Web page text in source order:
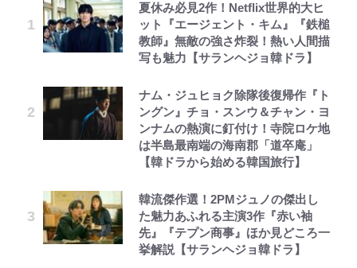
夏休み必見2作！Netflix世界的大ヒ
ット『エージェント・キム』『鉄槌
教師』無敵の強さ炸裂！熱い人間描
写も魅力【サランヘジョ韓ドラ】
ナム・ジュヒョク除隊後復帰作『ト
ングン』チョ・スンウ＆チャン・ヨ
ンナムの熱演に釘付け！寺院ロケ地
は半島最南端の海南郡「道卒庵」
【韓ドラから始める韓国旅行】
韓流傑作選！2PMジュノの傑出し
た魅力あふれる主演3作『赤い袖
先』『テプン商事』ほか見どころ一
挙解説【サランヘジョ韓ドラ】